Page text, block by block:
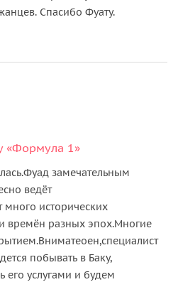
Спасибо Фуату.
«Формула 1»
замечательным
ведёт
исторических
времён разных эпох.Многие
побывать в Баку,
его услугами и будем